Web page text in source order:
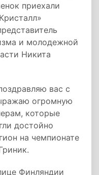
приехали
и молодежной
Никита
вас с
огромную
которые
достойно
на чемпионате
Финляндии